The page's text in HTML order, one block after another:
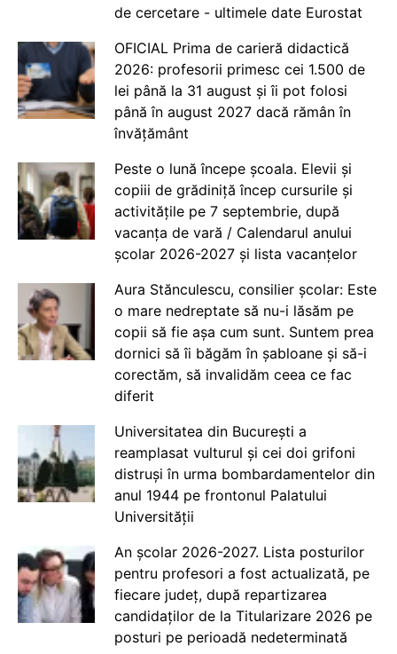
de cercetare - ultimele date Eurostat
OFICIAL Prima de carieră didactică
2026: profesorii primesc cei 1.500 de
lei până la 31 august și îi pot folosi
până în august 2027 dacă rămân în
învățământ
Peste o lună începe școala. Elevii și
copiii de grădiniță încep cursurile și
activitățile pe 7 septembrie, după
vacanța de vară / Calendarul anului
școlar 2026-2027 și lista vacanțelor
Aura Stănculescu, consilier școlar: Este
o mare nedreptate să nu-i lăsăm pe
copii să fie așa cum sunt. Suntem prea
dornici să îi băgăm în șabloane și să-i
corectăm, să invalidăm ceea ce fac
diferit
Universitatea din București a
reamplasat vulturul și cei doi grifoni
distruși în urma bombardamentelor din
anul 1944 pe frontonul Palatului
Universității
An școlar 2026-2027. Lista posturilor
pentru profesori a fost actualizată, pe
fiecare județ, după repartizarea
candidaților de la Titularizare 2026 pe
posturi pe perioadă nedeterminată